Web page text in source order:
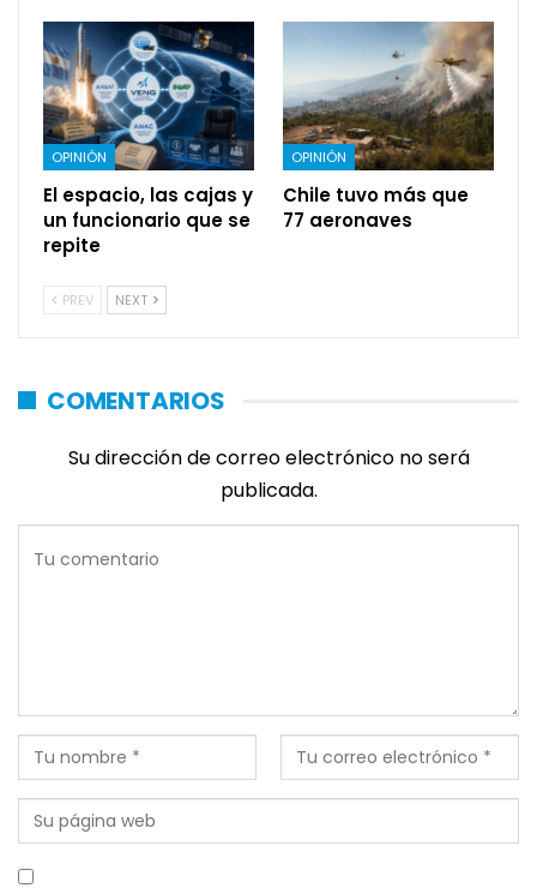
OPINIÓN
El espacio, las cajas y
un funcionario que se
repite
OPINIÓN
Chile tuvo más que
77 aeronaves
PREV NEXT
COMENTARIOS
Su dirección de correo electrónico no será
publicada.